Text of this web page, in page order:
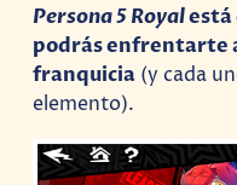
Persona 5 Royalestá
podrás enfrentarte
franquicia (y cada
elemento).